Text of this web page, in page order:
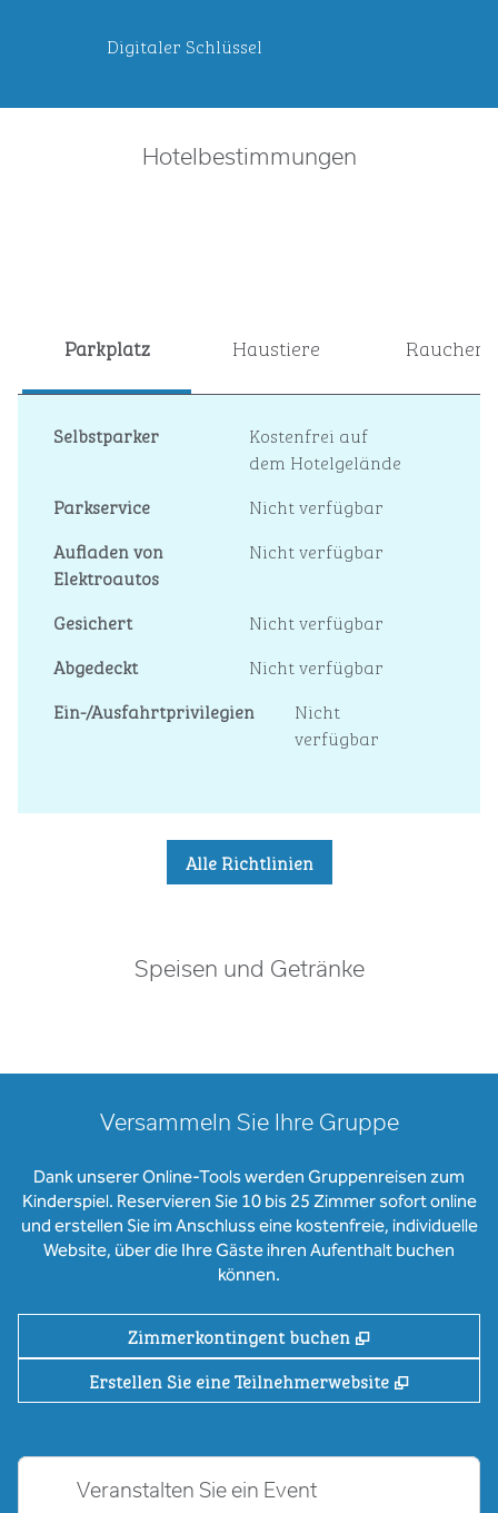
Digitaler Schlüssel
Hotelbestimmungen
Parkplatz Haustiere Raucher
Selbstparker
Kostenfrei auf
dem Hotelgelände
Parkservice
Nicht verfügbar
Aufladen von
Elektroautos
Nicht verfügbar
Gesichert
Nicht verfügbar
Abgedeckt
Nicht verfügbar
Ein-/Ausfahrtprivilegien
Nicht
verfügbar
Alle Richtlinien
Speisen und Getränke
Versammeln Sie Ihre Gruppe
Dank unserer Online-Tools werden Gruppenreisen zum
Kinderspiel. Reservieren Sie 10 bis 25 Zimmer sofort online
und erstellen Sie im Anschluss eine kostenfreie, individuelle
Website, über die Ihre Gäste ihren Aufenthalt buchen
können.
Zimmerkontingent buchen ,
Erstellen Sie eine Teilnehmerwebsite
,
Veranstalten Sie ein Event